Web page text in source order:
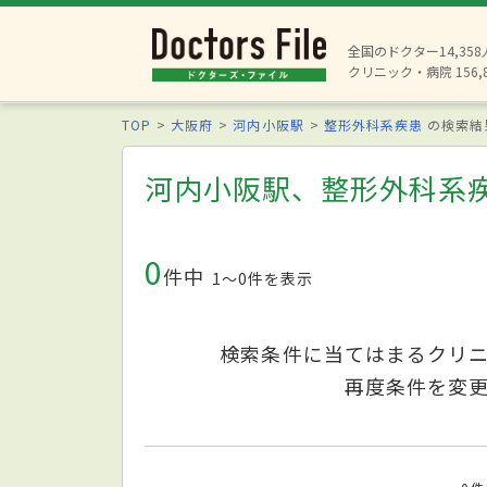
全国のドクター14,358
クリニック・病院
TOP 大阪府 河内小阪駅 整形外科系疾患 の検索
河内小阪駅、整形外科系
0件中 1〜0件を表示
検索条件に当てはまるクリ
再度条件を変